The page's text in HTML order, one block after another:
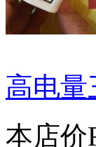
高电量
本店价